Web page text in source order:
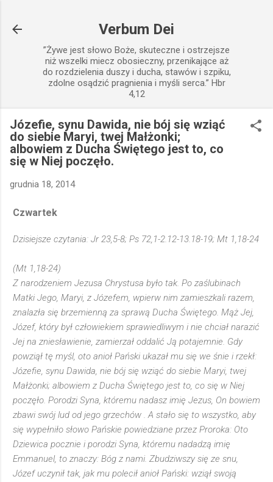
Verbum Dei
”Żywe jest słowo Boże, skuteczne i ostrzejsze
niż wszelki miecz obosieczny, przenikające aż
do rozdzielenia duszy i ducha, stawów i szpiku,
zdolne osądzić pragnienia i myśli serca.” Hbr
4,12
Józefie, synu Dawida, nie bój się wziąć
do siebie Maryi, twej Małżonki;
albowiem z Ducha Świętego jest to, co
się w Niej poczęło.
grudnia 18, 2014
Czwartek
Dzisiejsze czytania: Jr 23,5-8; Ps 72,1-2.12-13.18-19; Mt 1,18-24
(Mt 1,18-24)
Z narodzeniem Jezusa Chrystusa było tak. Po zaślubinach
Matki Jego, Maryi, z Józefem, wpierw nim zamieszkali razem,
znalazła się brzemienną za sprawą Ducha Świętego. Mąż Jej,
Józef, który był człowiekiem sprawiedliwym i nie chciał narazić
Jej na zniesławienie, zamierzał oddalić Ją potajemnie. Gdy
powziął tę myśl, oto anioł Pański ukazał mu się we śnie i rzekł:
Józefie, synu Dawida, nie bój się wziąć do siebie Maryi, twej
Małżonki; albowiem z Ducha Świętego jest to, co się w Niej
poczęło. Porodzi Syna, któremu nadasz imię Jezus, On bowiem
zbawi swój lud od jego grzechów . A stało się to wszystko, aby
się wypełniło słowo Pańskie powiedziane przez Proroka: Oto
Dziewica pocznie i porodzi Syna, któremu nadadzą imię
Emmanuel, to znaczy: Bóg z nami. Zbudziwszy się ze snu,
Józef uczynił tak, jak mu polecił anioł Pański: wziął swoją